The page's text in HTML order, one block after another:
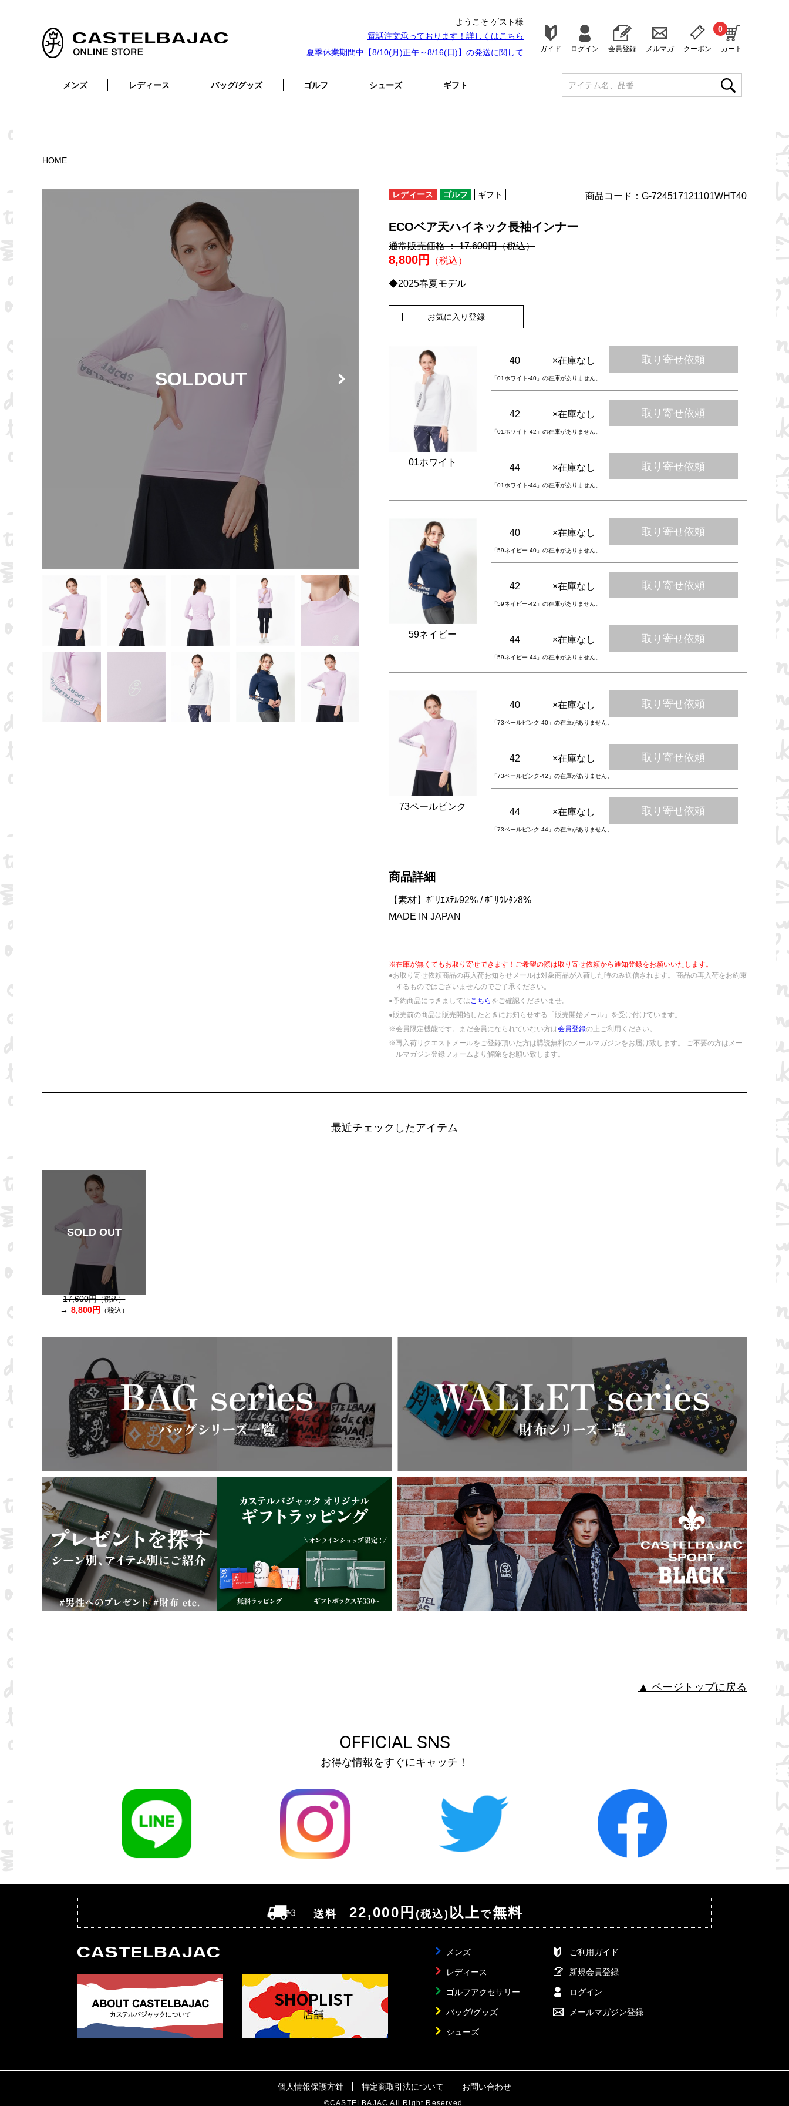
ようこそ ゲスト様
電話注文承っております！詳しくはこちら
夏季休業期間中【8/10(月)正午～8/16(日)】の発送に関して
ガイド ログイン 会員登録 メルマガ クーポン カート
0
メンズ レディース バッグ/グッズ ゴルフ シューズ ギフト
HOME
SOLDOUT
レディース ゴルフ ギフト 商品コード：G-724517121101WHT40
ECOベア天ハイネック長袖インナー
通常販売価格 ： 17,600円（税込）
8,800円 （税込）
◆2025春夏モデル
お気に入り登録
01ホワイト
40 ×在庫なし 取り寄せ依頼
「01ホワイト-40」の在庫がありません。
42 ×在庫なし 取り寄せ依頼
「01ホワイト-42」の在庫がありません。
44 ×在庫なし 取り寄せ依頼
「01ホワイト-44」の在庫がありません。
59ネイビー
40 ×在庫なし 取り寄せ依頼
「59ネイビー-40」の在庫がありません。
42 ×在庫なし 取り寄せ依頼
「59ネイビー-42」の在庫がありません。
44 ×在庫なし 取り寄せ依頼
「59ネイビー-44」の在庫がありません。
73ペールピンク
40 ×在庫なし 取り寄せ依頼
「73ペールピンク-40」の在庫がありません。
42 ×在庫なし 取り寄せ依頼
「73ペールピンク-42」の在庫がありません。
44 ×在庫なし 取り寄せ依頼
「73ペールピンク-44」の在庫がありません。
商品詳細
【素材】ﾎﾟﾘｴｽﾃﾙ92% / ﾎﾟﾘｳﾚﾀﾝ8%
MADE IN JAPAN
※在庫が無くてもお取り寄せできます！ご希望の際は取り寄せ依頼から通知登録をお願いいたします。
●お取り寄せ依頼商品の再入荷お知らせメールは対象商品が入荷した時のみ送信されます。 商品の再入荷をお約束
するものではございませんのでご了承ください。
●予約商品につきましてはこちら をご確認くださいませ。
●販売前の商品は販売開始したときにお知らせする「販売開始メール」を受け付けています。
※会員限定機能です。まだ会員になられていない方は会員登録の上ご利用ください。
※再入荷リクエストメールをご登録頂いた方は購読無料のメールマガジンをお届け致します。 ご不要の方はメー
ルマガジン登録フォームより解除をお願い致します。
最近チェックしたアイテム
SOLD OUT
17,600円（税込）
8,800円 （税込）
▲ ページトップに戻る
OFFICIAL SNS
お得な情報をすぐにキャッチ！
送料 22,000円 (税込) 以上で無料
メンズ
レディース
ゴルフアクセサリー
バッグ/グッズ
シューズ
ご利用ガイド
新規会員登録
ログイン
メールマガジン登録
個人情報保護方針 特定商取引法について お問い合わせ
©CASTELBAJAC All Right Reserved.